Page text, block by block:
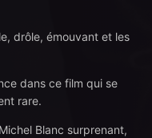
drôle, émouvant et les
dans ce film qui se
rare.
Blanc surprenant,